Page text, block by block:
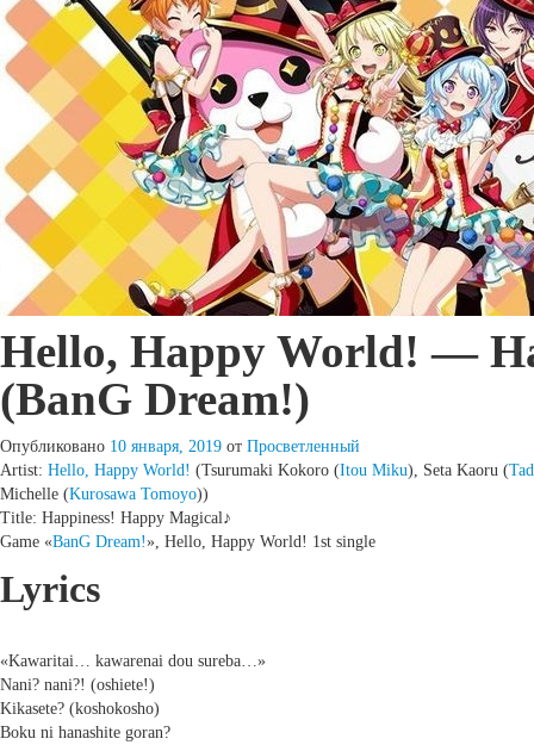
Hello, Happy World! —
(BanG Dream!)
Опубликовано 10 января, 2019 от Просветленный
Artist: Hello, Happy World! (Tsurumaki Kokoro (Itou Miku), Seta Kaoru (
Michelle (Kurosawa Tomoyo))
Title: Happiness! Happy Magical♪
Game «BanG Dream!», Hello, Happy World! 1st single
Lyrics
«Kawaritai… kawarenai dou sureba…»
Nani? nani?! (oshiete!)
Kikasete? (koshokosho)
Boku ni hanashite goran?